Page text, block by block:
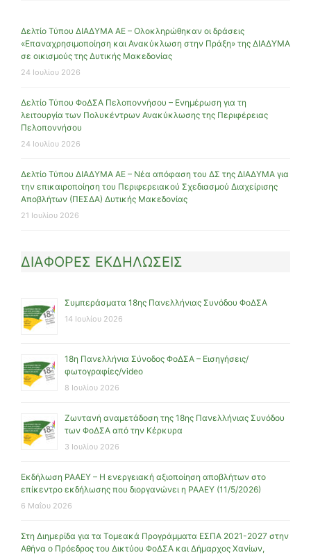
Δελτίο Τύπου ΔΙΑΔΥΜΑ ΑΕ – Ολοκληρώθηκαν οι δράσεις
«Επαναχρησιμοποίηση και Ανακύκλωση στην Πράξη» της ΔΙΑΔΥΜΑ
σε οικισμούς της Δυτικής Μακεδονίας
24 Ιουλίου 2026
Δελτίο Τύπου ΦοΔΣΑ Πελοποννήσου – Ενημέρωση για τη
λειτουργία των Πολυκέντρων Ανακύκλωσης της Περιφέρειας
Πελοποννήσου
24 Ιουλίου 2026
Δελτίο Τύπου ΔΙΑΔΥΜΑ ΑΕ – Νέα απόφαση του ΔΣ της ΔΙΑΔΥΜΑ για
την επικαιροποίηση του Περιφερειακού Σχεδιασμού Διαχείρισης
Αποβλήτων (ΠΕΣΔΑ) Δυτικής Μακεδονίας
21 Ιουλίου 2026
ΔΙΑΦΟΡΕΣ ΕΚΔΗΛΩΣΕΙΣ
Συμπεράσματα 18ης Πανελλήνιας Συνόδου ΦοΔΣΑ
14 Ιουλίου 2026
18η Πανελλήνια Σύνοδος ΦοΔΣΑ – Εισηγήσεις/
φωτογραφίες/video
8 Ιουλίου 2026
Ζωντανή αναμετάδοση της 18ης Πανελλήνιας Συνόδου
των ΦοΔΣΑ από την Κέρκυρα
3 Ιουλίου 2026
Εκδήλωση ΡΑΑΕΥ – Η ενεργειακή αξιοποίηση αποβλήτων στο
επίκεντρο εκδήλωσης που διοργανώνει η ΡΑΑΕΥ (11/5/2026)
6 Μαΐου 2026
Στη Διημερίδα για τα Τομεακά Προγράμματα ΕΣΠΑ 2021-2027 στην
Αθήνα ο Πρόεδρος του Δικτύου ΦοΔΣΑ και Δήμαρχος Χανίων,